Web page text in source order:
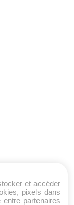
et accéder
pixels dans
partenaires